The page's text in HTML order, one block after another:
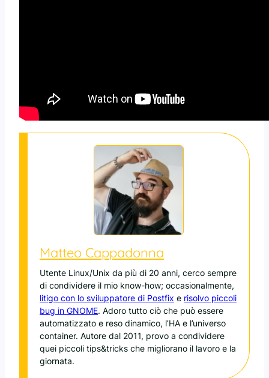
Matteo Cappadonna
Utente Linux/Unix da più di 20 anni, cerco sempre
di condividere il mio know-how; occasionalmente,
litigo con lo sviluppatore di Postfix e risolvo piccoli
bug in GNOME. Adoro tutto ciò che può essere
automatizzato e reso dinamico, l’HA e l’universo
container. Autore dal 2011, provo a condividere
quei piccoli tips&tricks che migliorano il lavoro e la
giornata.